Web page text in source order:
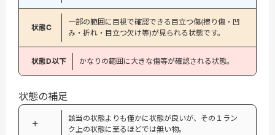
状態C
一部の範囲に目視で確認できる目立つ傷(擦り傷・凹
み・折れ・目立つ欠け等)が見られる状態です。
状態D以下 かなりの範囲に大きな傷等が確認される状態。
状態の補足
＋
該当の状態よりも僅かに状態が良いが、その１ラン
ク上の状態に至るほどでは無い物。